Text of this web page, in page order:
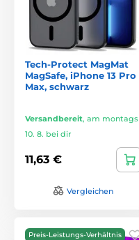
Tech-Protect MagMat
MagSafe, iPhone 13 Pro
Max, schwarz
Versandbereit, am montags
10. 8. bei dir
11,63 €
Vergleichen
Preis-Leistungs-Verhältnis